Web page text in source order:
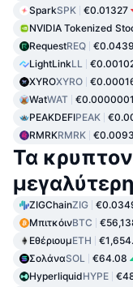
SparkSPK €0.01327
NVIDIA Tokenized
RequestREQ
LightLinkLL
XYROXYRO
WatWAT
PEAKDEFIPEAK
RMRKRMRK
Τα
ZIGChainZIG
ΜπιτκόινBTC
ΕθέριουμETH
ΣολάναSOL €64.08
HyperliquidHYPE